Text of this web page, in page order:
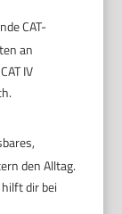
CAT-
an
IV
den Alltag.
dir bei